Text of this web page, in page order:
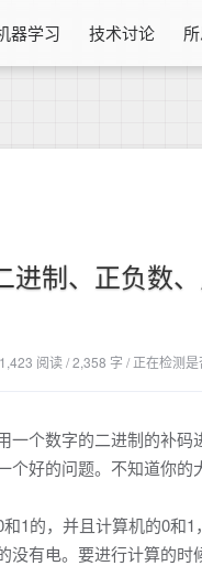
器学习 技术讨论
进制、正负数
阅读 / 2,358 字 / 正在检测是
个数字的二进制的补码
个好的问题。不知道你的
1的，并且计算机的0和
没有电。要进行计算的